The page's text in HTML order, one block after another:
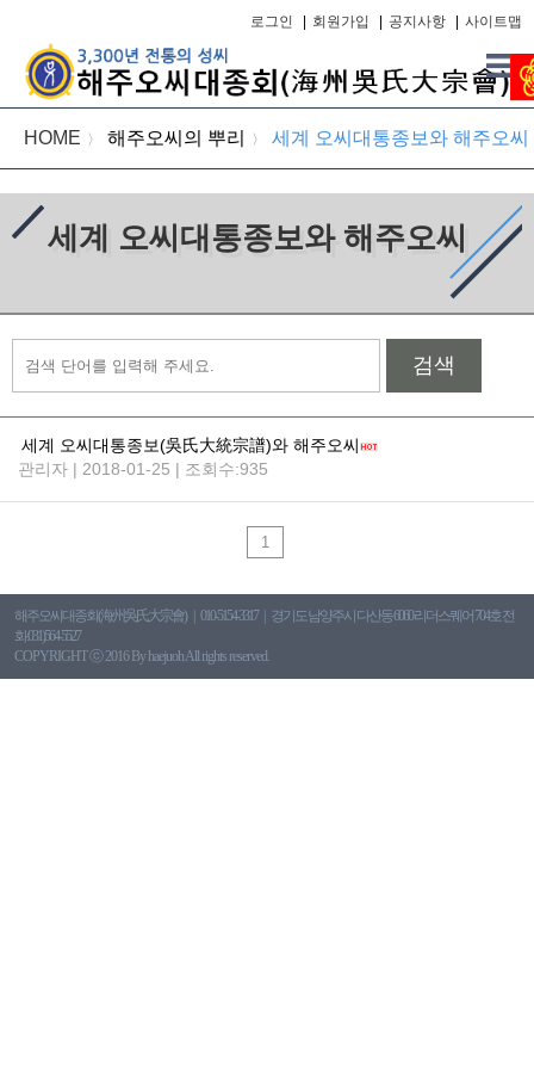
로그인 회원가입 공지사항 사이트맵
HOME 〉 해주오씨의 뿌리 〉 세계 오씨대통종보와 해주오씨
세계 오씨대통종보와 해주오씨
검색
세계 오씨대통종보(吳氏大統宗譜)와 해주오씨
관리자 | 2018-01-25 | 조회수:935
1
해주오씨대종회(海州吳氏大宗會) 010-5154-3317
경기도 남양주시 다산동 6060 리더스퀘어 704호 전
화:031)564-5527
COPYRIGHT ⓒ 2016 By haejuoh All rights reserved.